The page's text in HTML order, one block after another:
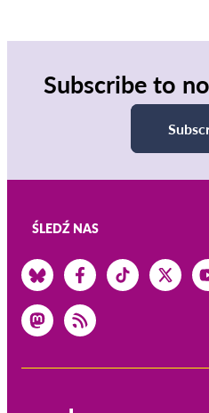
Subscribe to
ŚLEDŹ NAS